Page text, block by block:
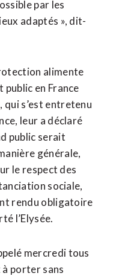
par les
adaptés », dit-
alimente
public en France
qui s’est entretenu
leur a déclaré
public serait
générale,
le respect des
sociale,
rendu obligatoire
l’Elysée.
mercredi tous
à porter sans